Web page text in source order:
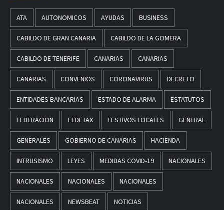
ATA AUTONOMICOS AYUDAS BUSINESS
CABILDO DE GRAN CANARIA CABILDO DE LA GOMERA
CABILDO DE TENERIFE CANARIAS CANARIAS
CANARIAS CONVENIOS CORONAVIRUS DECRETO
ENTIDADES BANCARIAS ESTADO DE ALARMA ESTATUTOS
FEDERACION FEDETAX FESTIVOS LOCALES GENERAL
GENERALES GOBIERNO DE CANARIAS HACIENDA
INTRUSISMO LEYES MEDIDAS COVID-19 NACIONALES
NACIONALES NACIONALES NACIONALES
NACIONALES NEWSBEAT NOTICIAS